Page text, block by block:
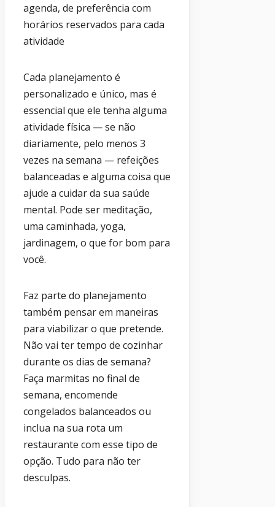
agenda, de preferência com
horários reservados para cada
atividade
Cada planejamento é
personalizado e único, mas é
essencial que ele tenha alguma
atividade física — se não
diariamente, pelo menos 3
vezes na semana — refeições
balanceadas e alguma coisa que
ajude a cuidar da sua saúde
mental. Pode ser meditação,
uma caminhada, yoga,
jardinagem, o que for bom para
você.
Faz parte do planejamento
também pensar em maneiras
para viabilizar o que pretende.
Não vai ter tempo de cozinhar
durante os dias de semana?
Faça marmitas no final de
semana, encomende
congelados balanceados ou
inclua na sua rota um
restaurante com esse tipo de
opção. Tudo para não ter
desculpas.